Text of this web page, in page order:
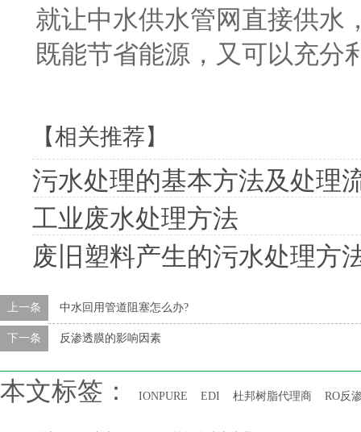
就让中水供水管网直接供水
既能节省能源，又可以充分
【相关推荐】
污水处理的基本方法及处理
工业废水处理方法
废旧塑料产生的污水处理方
上一条 中水回用管道阻塞怎么办?
下一条 反渗透膜的影响因素
本文标签： IONPURE EDI 杜邦树脂代理商 RO反